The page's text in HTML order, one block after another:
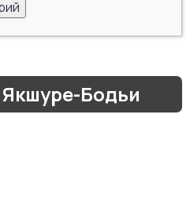
Бодьи